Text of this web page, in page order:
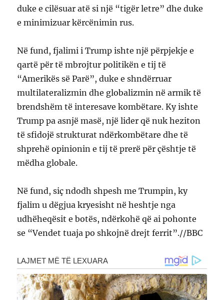
duke e cilësuar atë si një “tigër letre” dhe duke
e minimizuar kërcënimin rus.
Në fund, fjalimi i Trump ishte një përpjekje e
qartë për të mbrojtur politikën e tij të
“Amerikës së Parë”, duke e shndërruar
multilateralizmin dhe globalizmin në armik të
brendshëm të interesave kombëtare. Ky ishte
Trump pa asnjë masë, një lider që nuk heziton
të sfidojë strukturat ndërkombëtare dhe të
shprehë opinionin e tij të prerë për çështje të
mëdha globale.
Në fund, siç ndodh shpesh me Trumpin, ky
fjalim u dëgjua kryesisht në heshtje nga
udhëheqësit e botës, ndërkohë që ai pohonte
se “Vendet tuaja po shkojnë drejt ferrit”.//BBC